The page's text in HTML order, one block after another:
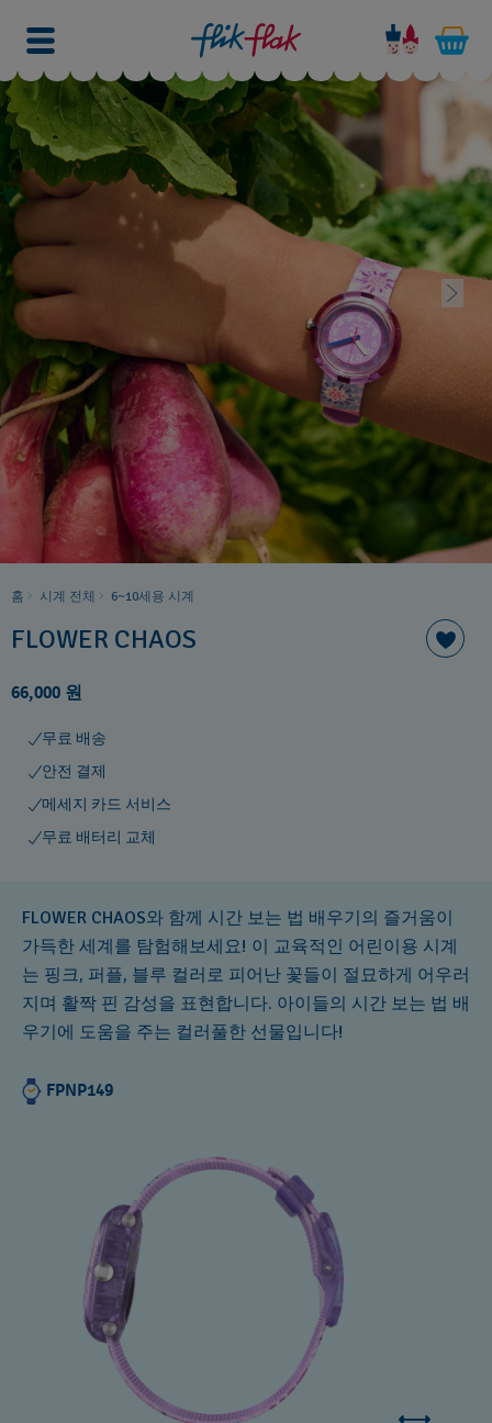
홈 시계 전체 6~10세용 시계
FLOWER CHAOS
66,000 원
무료 배송
안전 결제
메세지 카드 서비스
무료 배터리 교체
FLOWER CHAOS와 함께 시간 보는 법 배우기의 즐거움이
가득한 세계를 탐험해보세요! 이 교육적인 어린이용 시계
는 핑크, 퍼플, 블루 컬러로 피어난 꽃들이 절묘하게 어우러
지며 활짝 핀 감성을 표현합니다. 아이들의 시간 보는 법 배
우기에 도움을 주는 컬러풀한 선물입니다!
FPNP149